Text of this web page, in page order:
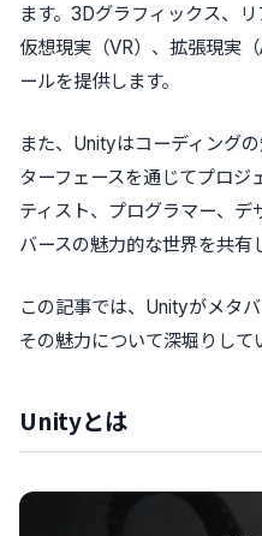
ます。3Dグラフィックス、
仮想現実（VR）、拡張現実
ールを提供します。
また、Unityはコーディング
ターフェースを通じてプロジ
ティスト、プログラマー、デ
バースの魅力的な世界を共有
この記事では、Unityがメタ
その魅力について深堀りして
Unityとは